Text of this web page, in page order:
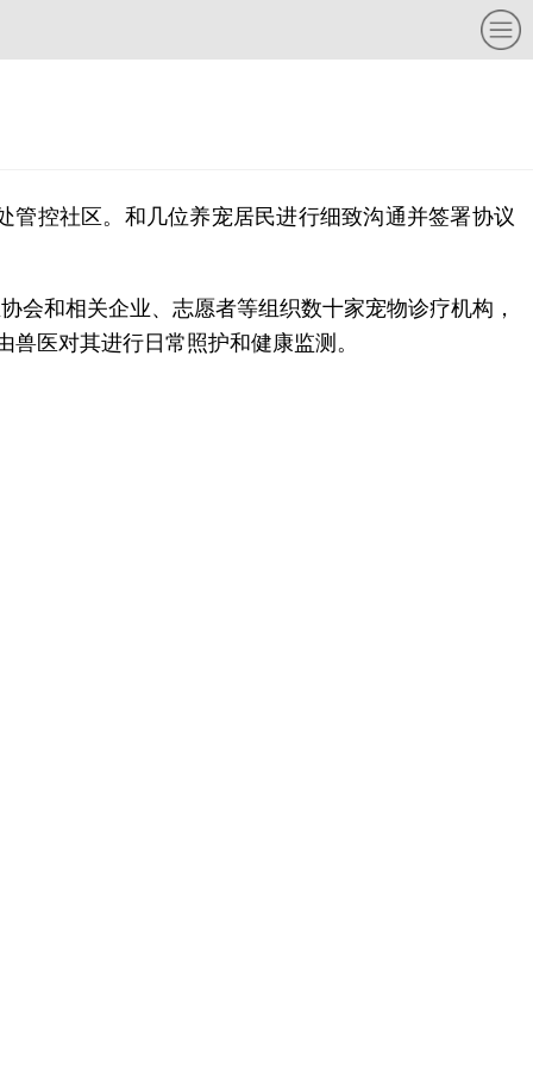
控社区。和几位养宠居民进行细致沟通并签署协议
和相关企业、志愿者等组织数十家宠物诊疗机构，
医对其进行日常照护和健康监测。